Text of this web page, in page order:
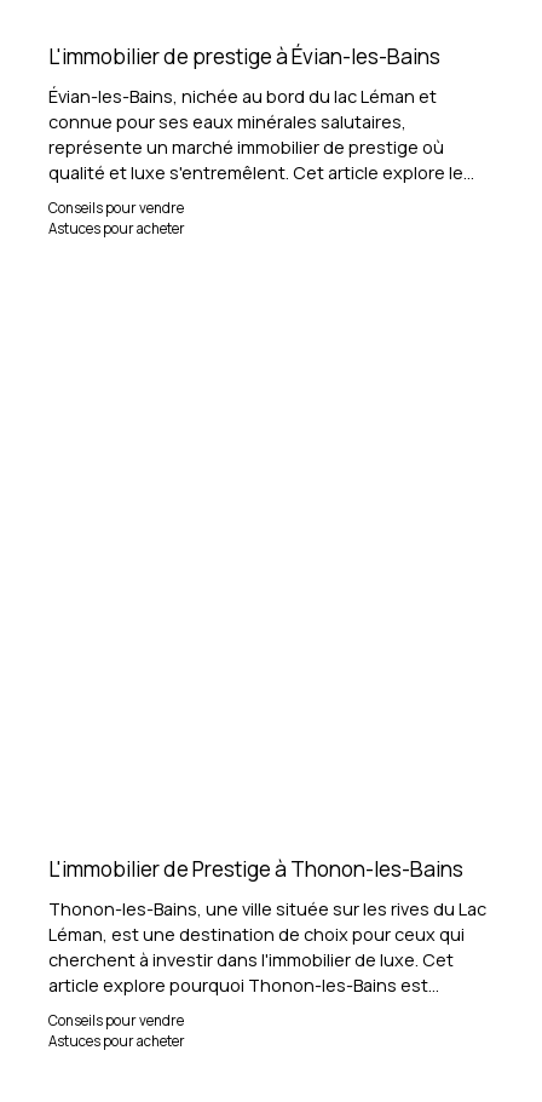
L'immobilier de prestige à Évian-les-Bains
Évian-les-Bains, nichée au bord du lac Léman et
connue pour ses eaux minérales salutaires,
représente un marché immobilier de prestige où
qualité et luxe s'entremêlent. Cet article explore le
secteur immobilier haut de gamme d'Évian-les-Bains,
mettant en lumière les opportunités pour ceux qui
Conseils pour vendre
Astuces pour acheter
L'immobilier de Prestige à Thonon-les-Bains
Thonon-les-Bains, une ville située sur les rives du Lac
Léman, est une destination de choix pour ceux qui
cherchent à investir dans l'immobilier de luxe. Cet
article explore pourquoi Thonon-les-Bains est
devenue un lieu privilégié pour l'achat et la vente de
biens de prestige.
Conseils pour vendre
Astuces pour acheter